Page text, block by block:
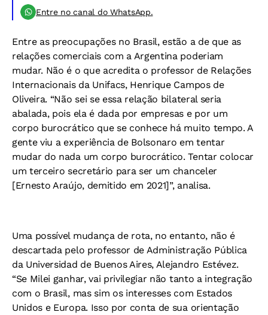
Entre no canal do WhatsApp.
Entre as preocupações no Brasil, estão a de que as
relações comerciais com a Argentina poderiam
mudar. Não é o que acredita o professor de Relações
Internacionais da Unifacs, Henrique Campos de
Oliveira. “Não sei se essa relação bilateral seria
abalada, pois ela é dada por empresas e por um
corpo burocrático que se conhece há muito tempo. A
gente viu a experiência de Bolsonaro em tentar
mudar do nada um corpo burocrático. Tentar colocar
um terceiro secretário para ser um chanceler
[Ernesto Araújo, demitido em 2021]”, analisa.
Uma possível mudança de rota, no entanto, não é
descartada pelo professor de Administração Pública
da Universidad de Buenos Aires, Alejandro Estévez.
“Se Milei ganhar, vai privilegiar não tanto a integração
com o Brasil, mas sim os interesses com Estados
Unidos e Europa. Isso por conta de sua orientação